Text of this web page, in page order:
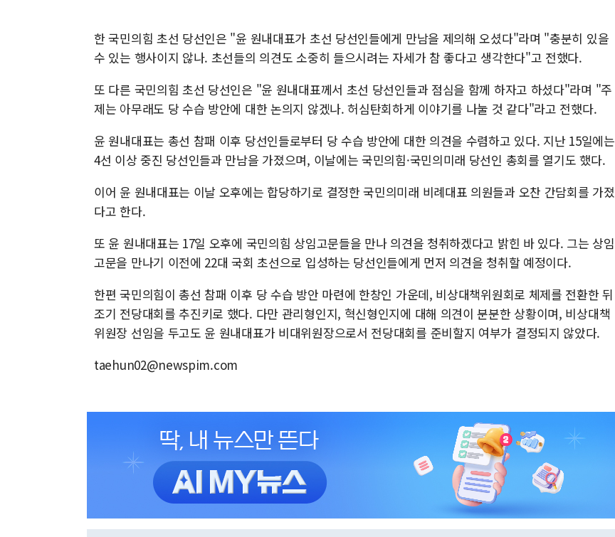
한 국민의힘 초선 당선인은 "윤 원내대표가 초선 당선인들에게 만남을 제의해 오셨다"라며 "충분히 있을
수 있는 행사이지 않나. 초선들의 의견도 소중히 들으시려는 자세가 참 좋다고 생각한다"고 전했다.
또 다른 국민의힘 초선 당선인은 "윤 원내대표께서 초선 당선인들과 점심을 함께 하자고 하셨다"라며 "주
제는 아무래도 당 수습 방안에 대한 논의지 않겠나. 허심탄회하게 이야기를 나눌 것 같다"라고 전했다.
윤 원내대표는 총선 참패 이후 당선인들로부터 당 수습 방안에 대한 의견을 수렴하고 있다. 지난 15일에는
4선 이상 중진 당선인들과 만남을 가졌으며, 이날에는 국민의힘·국민의미래 당선인 총회를 열기도 했다.
이어 윤 원내대표는 이날 오후에는 합당하기로 결정한 국민의미래 비례대표 의원들과 오찬 간담회를 가졌
다고 한다.
또 윤 원내대표는 17일 오후에 국민의힘 상임고문들을 만나 의견을 청취하겠다고 밝힌 바 있다. 그는 상임
고문을 만나기 이전에 22대 국회 초선으로 입성하는 당선인들에게 먼저 의견을 청취할 예정이다.
한편 국민의힘이 총선 참패 이후 당 수습 방안 마련에 한창인 가운데, 비상대책위원회로 체제를 전환한 뒤
조기 전당대회를 추진키로 했다. 다만 관리형인지, 혁신형인지에 대해 의견이 분분한 상황이며, 비상대책
위원장 선임을 두고도 윤 원내대표가 비대위원장으로서 전당대회를 준비할지 여부가 결정되지 않았다.
taehun02@newspim.com